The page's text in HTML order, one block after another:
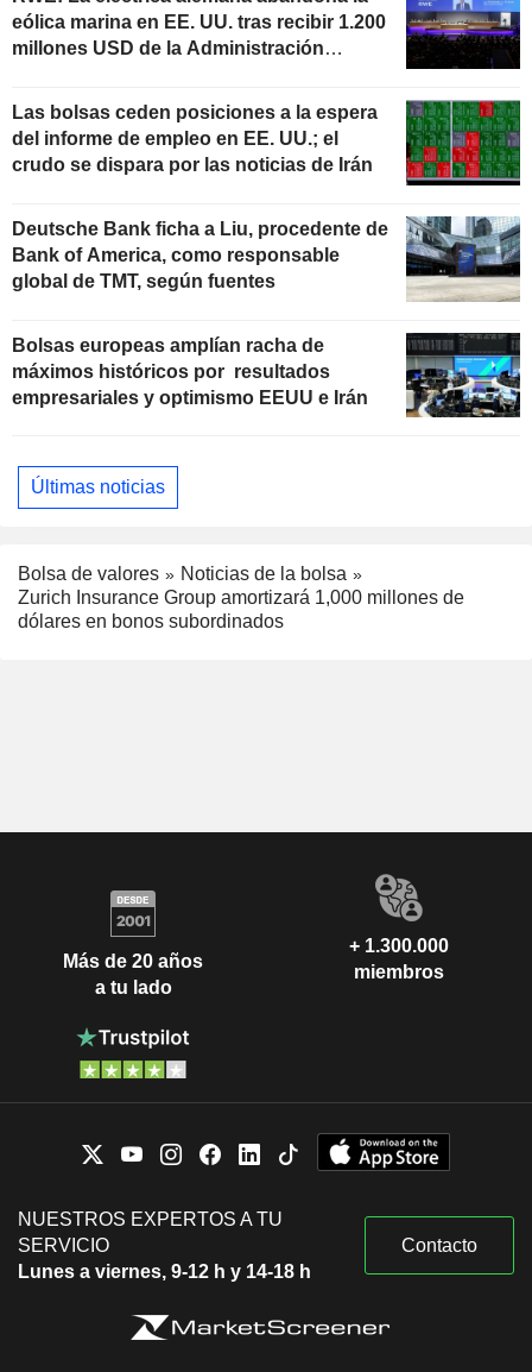
eólica marina en EE. UU. tras recibir 1.200
millones USD de la Administración
Las bolsas ceden posiciones a la espera
del informe de empleo en EE. UU.; el
crudo se dispara por las noticias de Irán
Deutsche Bank ficha a Liu, procedente de
Bank of America, como responsable
global de TMT, según fuentes
Bolsas europeas amplían racha de
máximos históricos por resultados
empresariales y optimismo EEUU e Irán
Últimas noticias
Bolsa de valores
Noticias de la bolsa
Zurich Insurance Group amortizará 1,000 millones de
dólares en bonos subordinados
Más de 20 años
a tu lado
+ 1.300.000
miembros
NUESTROS EXPERTOS A TU
SERVICIO
Lunes a viernes, 9-12 h y 14-18 h
Contacto